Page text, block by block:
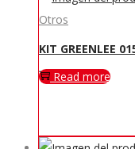
Otros
KIT GREENLEE
Read more